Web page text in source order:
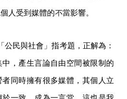
人受到媒體的不當影響。
公民與社會」指考題，正解為：
，產生言論自由空間被限制的
同時擁有很多媒體，其個人立